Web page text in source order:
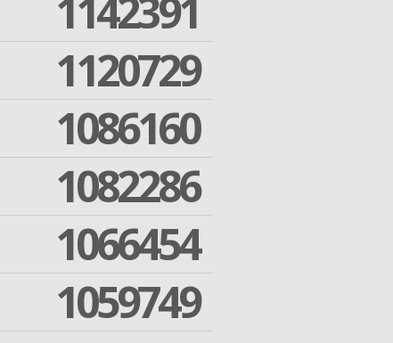
1142391
1120729
1086160
1082286
1066454
1059749